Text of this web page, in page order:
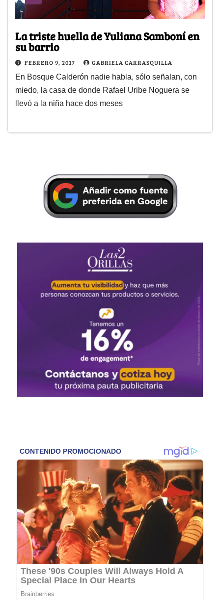
La triste huella de Yuliana Samboní en
su barrio
FEBRERO 9, 2017 GABRIELA CARRASQUILLA
En Bosque Calderón nadie habla, sólo señalan, con
miedo, la casa de donde Rafael Uribe Noguera se
llevó a la niña hace dos meses